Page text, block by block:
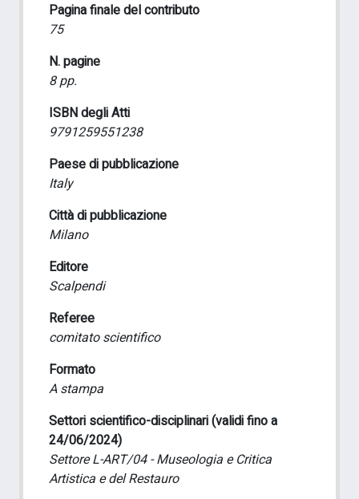
Pagina finale del contributo
75
N. pagine
8 pp.
ISBN degli Atti
9791259551238
Paese di pubblicazione
Italy
Città di pubblicazione
Milano
Editore
Scalpendi
Referee
comitato scientifico
Formato
A stampa
Settori scientifico-disciplinari (validi fino a
24/06/2024)
Settore L-ART/04 - Museologia e Critica
Artistica e del Restauro